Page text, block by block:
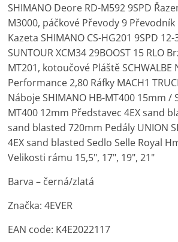
SHIMANO Deore RD-M592 9SPD
M3000, páčkové Převody 9 Převodník
Kazeta SHIMANO CS-HG201 9SPD
SUNTOUR XCM34 29BOOST 15 RLO
MT201, kotoučové Pláště SCHWALBE
Performance 2,80 Ráfky MACH1
Náboje SHIMANO HB-MT400 15mm /
MT400 12mm Představec 4EX sand
sand blasted 720mm Pedály UNION
4EX sand blasted Sedlo Selle Royal
Velikosti rámu 15,5", 17", 19", 21"
Barva – černá/zlatá
Značka: 4EVER
EAN code: K4E2022117